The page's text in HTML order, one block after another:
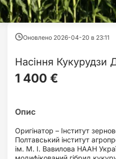
Оновлено 2026-04-20 в 23:11
Насіння
1 400 €
Оригінатор – Інститут
Полтавський інститут
ім. М. І. Вавилова НААН